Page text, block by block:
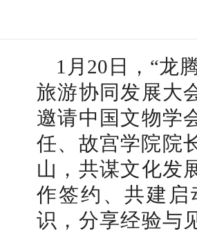
1月20日，“龙
旅游协同发展大
邀请中国文物学
任、故宫学院院
山，共谋文化发
作签约、共建
识，分享经验与